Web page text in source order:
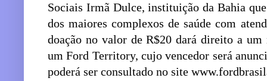
Sociais Irmã Dulce, instituição da Bahia
dos maiores complexos de saúde com
doação no valor de R$20 dará direito a
um Ford Territory, cujo vencedor será
poderá ser consultado no site